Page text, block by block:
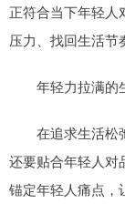
正符合当下年轻人
压力、找回生活节
年轻力拉满的
在追求生活松弛
还要贴合年轻人对
锚定年轻人痛点，